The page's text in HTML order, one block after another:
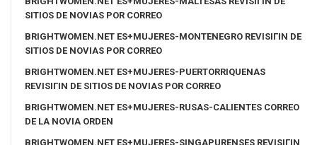
SITIOS DE NOVIAS POR CORREO
BRIGHTWOMEN.NET ES+MUJERES-MONTENEGRO REVISIГІN DE
SITIOS DE NOVIAS POR CORREO
BRIGHTWOMEN.NET ES+MUJERES-PUERTORRIQUENAS
REVISIГІN DE SITIOS DE NOVIAS POR CORREO
BRIGHTWOMEN.NET ES+MUJERES-RUSAS-CALIENTES CORREO
DE LA NOVIA ORDEN
BRIGHTWOMEN.NET ES+MUJERES-SINGAPURENSES REVISIГІN